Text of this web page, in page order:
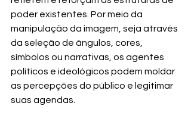
poder existentes. Por meio da
manipulação da imagem, seja através
da seleção de ângulos, cores,
símbolos ou narrativas, os agentes
políticos e ideológicos podem moldar
as percepções do público e legitimar
suas agendas.